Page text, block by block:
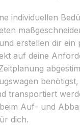
individuellen
erstellen dir ein
auf deine
transportiert
Auf- und
dich.